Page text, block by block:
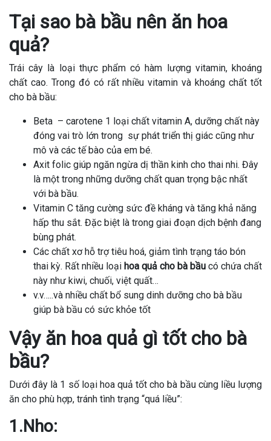
Tại sao bà bầu nên ăn hoa
quả?
Trái cây là loại thực phẩm có hàm lượng vitamin, khoáng
chất cao. Trong đó có rất nhiều vitamin và khoáng chất tốt
cho bà bầu:
Beta – carotene 1 loại chất vitamin A, dưỡng chất này
đóng vai trò lớn trong sự phát triển thị giác cũng như
mô và các tế bào của em bé.
Axit folic giúp ngăn ngừa dị thần kinh cho thai nhi. Đây
là một trong những dưỡng chất quan trọng bậc nhất
với bà bầu.
Vitamin C tăng cường sức đề kháng và tăng khả năng
hấp thu sắt. Đặc biệt là trong giai đoạn dịch bệnh đang
bùng phát.
Các chất xơ hỗ trợ tiêu hoá, giảm tình trạng táo bón
thai kỳ. Rất nhiều loại hoa quả cho bà bầu có chứa chất
này như kiwi, chuối, việt quất…
v.v…..và nhiều chất bổ sung dinh dưỡng cho bà bầu
giúp bà bầu có sức khỏe tốt
Vậy ăn hoa quả gì tốt cho bà
bầu?
Dưới đây là 1 số loại hoa quả tốt cho bà bầu cùng liều lượng
ăn cho phù hợp, tránh tình trạng “quá liều”:
1.Nho: